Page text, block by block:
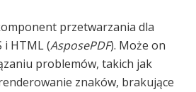
przetwarzania dla
i HTML (AsposePDF). Może on
problemów, takich jak
znaków, brakujące